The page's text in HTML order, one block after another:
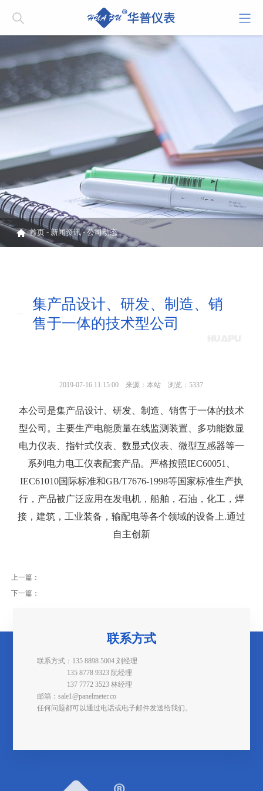
首页 -新闻资讯-公司动态
集产品设计、研发、制造、销
售于一体的技术型公司
2019-07-16 11:15:00 来源：本站 浏览：5337
本公司是集产品设计、研发、制造、销售于一体的技术
型公司。主要生产电能质量在线监测装置、多功能数显
电力仪表、指针式仪表、数显式仪表、微型互感器等一
系列电力电工仪表配套产品。严格按照IEC60051、
IEC61010国际标准和GB/T7676-1998等国家标准生产执
行，产品被广泛应用在发电机，船舶，石油，化工，焊
接，建筑，工业装备，输配电等各个领域的设备上.通过
自主创新
上一篇：
下一篇：
联系方式
联系方式：135 8898 5004 刘经理
135 8778 9323 阮经理
137 7772 3523 林经理
邮箱：sale1@panelmeter.co
任何问题都可以通过电话或电子邮件发送给我们。